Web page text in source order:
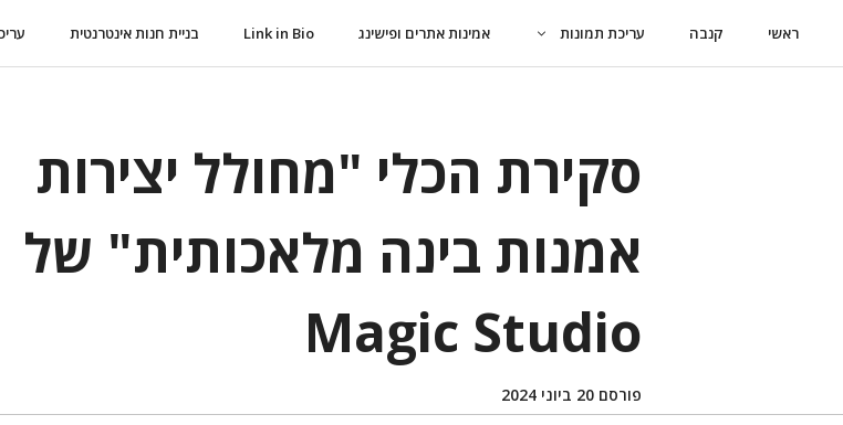
ראשי קנבה עריכת תמונות אמינות אתרים ופישינג Link in Bio בניית חנות אינטרנטית
סקירת הכלי "מחולל יצירות
אמנות בינה מלאכותית" של
Magic Studio
פורסם 20 ביוני 2024